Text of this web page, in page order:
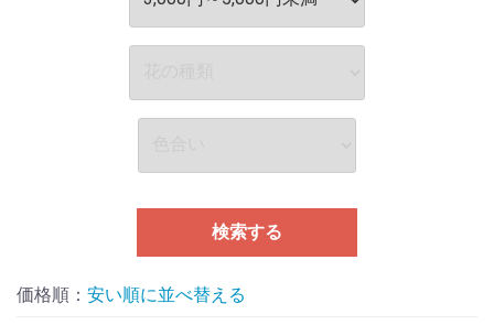
検索する
価格順： 並べ替える